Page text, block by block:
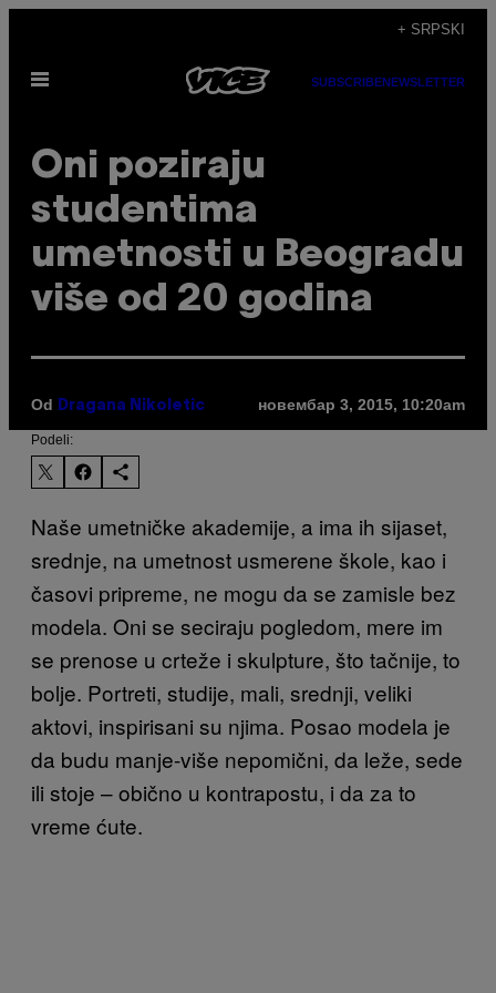
садржај
+ SRPSKI
Otvori
SUBSCRIBENEWSLETTER
Oni poziraju
studentima
umetnosti u Beogradu
više od 20 godina
Od Dragana Nikoletic новембар 3, 2015, 10:20am
Podeli:
Naše umetničke akademije, a ima ih sijaset,
srednje, na umetnost usmerene škole, kao i
časovi pripreme, ne mogu da se zamisle bez
modela. Oni se seciraju pogledom, mere im
se prenose u crteže i skulpture, što tačnije, to
bolje. Portreti, studije, mali, srednji, veliki
aktovi, inspirisani su njima. Posao modela je
da budu manje-više nepomični, da leže, sede
ili stoje – obično u kontrapostu, i da za to
vreme ćute.